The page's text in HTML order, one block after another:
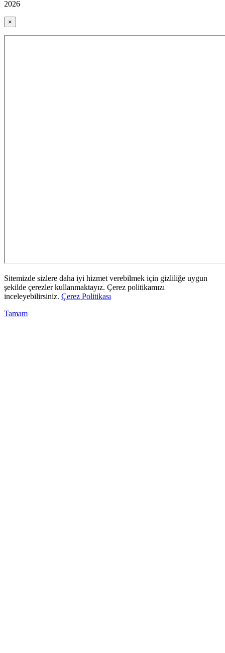
2026
×
Sitemizde sizlere daha iyi hizmet verebilmek için gizliliğe uygun
şekilde çerezler kullanmaktayız. Çerez politikamızı
inceleyebilirsiniz. Çerez Politikası
Tamam